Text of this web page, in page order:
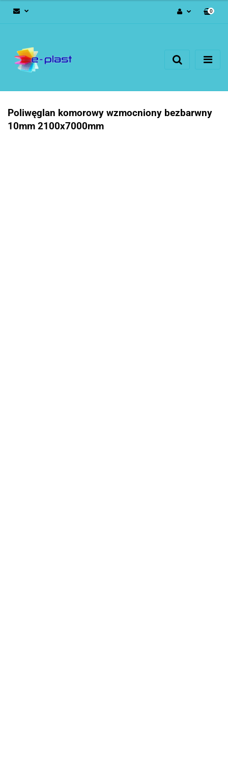
Dodaj zgłoszenie
0
Poliwęglan komorowy wzmocniony bezbarwny
10mm 2100x7000mm